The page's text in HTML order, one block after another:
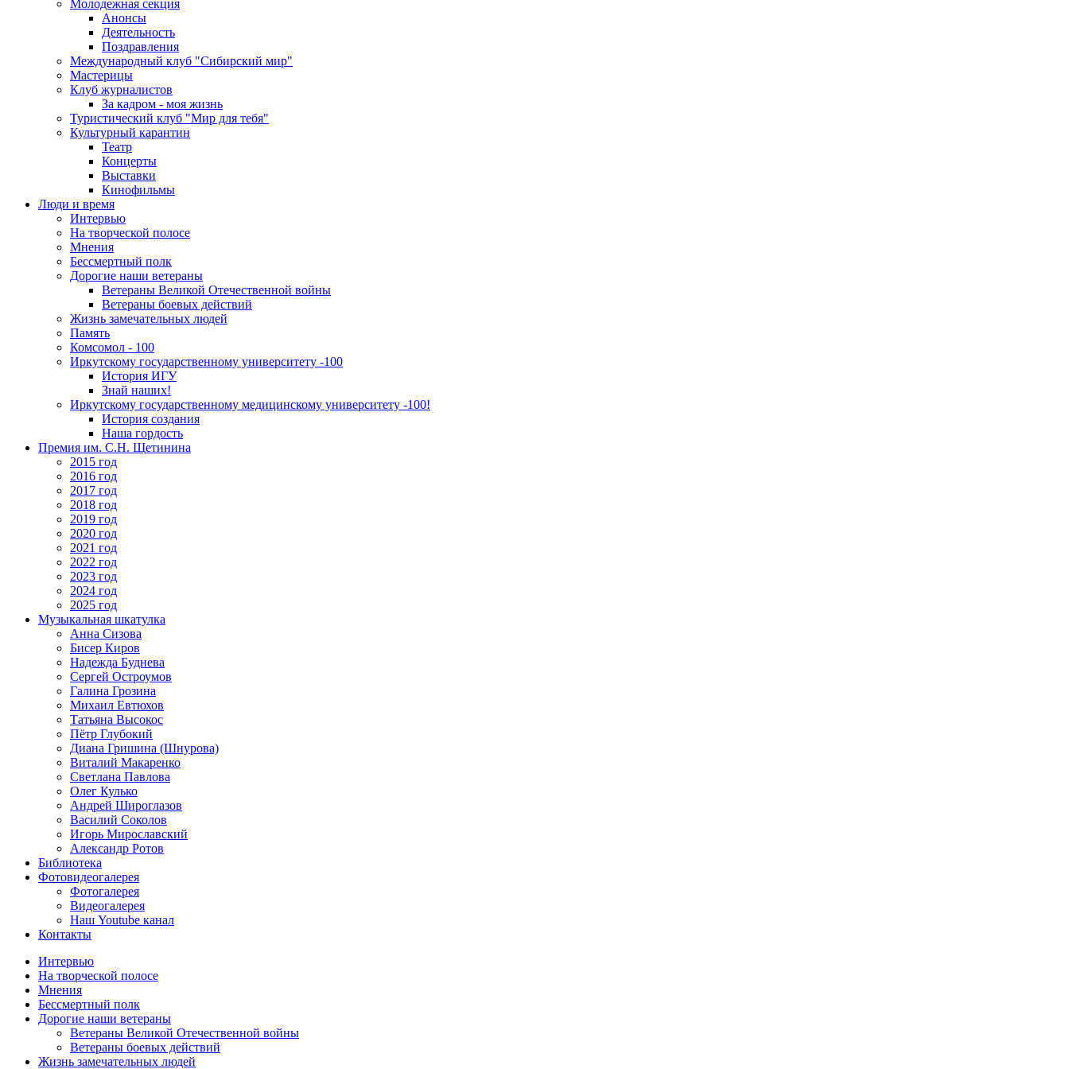
Молодежная секция
Анонсы
Деятельность
Поздравления
Международный клуб "Сибирский мир"
Мастерицы
Клуб журналистов
За кадром - моя жизнь
Туристический клуб "Мир для тебя"
Культурный карантин
Театр
Концерты
Выставки
Кинофильмы
Люди и время
Интервью
На творческой полосе
Мнения
Бессмертный полк
Дорогие наши ветераны
Ветераны Великой Отечественной войны
Ветераны боевых действий
Жизнь замечательных людей
Память
Комсомол - 100
Иркутскому государственному университету -100
История ИГУ
Знай наших!
Иркутскому государственному медицинскому университету -100!
История создания
Наша гордость
Премия им. С.Н. Щетинина
2015 год
2016 год
2017 год
2018 год
2019 год
2020 год
2021 год
2022 год
2023 год
2024 год
2025 год
Музыкальная шкатулка
Анна Сизова
Бисер Киров
Надежда Буднева
Сергей Остроумов
Галина Грозина
Михаил Евтюхов
Татьяна Высокос
Пётр Глубокий
Диана Гришина (Шнурова)
Виталий Макаренко
Светлана Павлова
Олег Кулько
Андрей Широглазов
Василий Соколов
Игорь Мирославский
Александр Ротов
Библиотека
Фотовидеогалерея
Фотогалерея
Видеогалерея
Наш Youtube канал
Контакты
Интервью
На творческой полосе
Мнения
Бессмертный полк
Дорогие наши ветераны
Ветераны Великой Отечественной войны
Ветераны боевых действий
Жизнь замечательных людей